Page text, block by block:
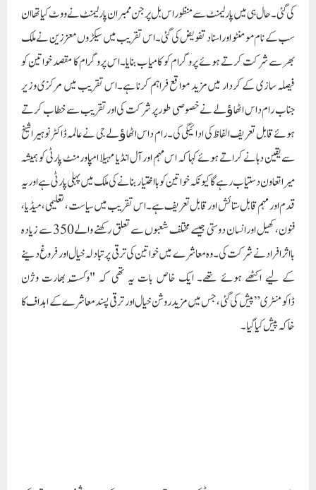
میرا تعاون دستیاب رہے گا کیونکہ خواتین کو با اختیار بنانے کی ملک میں پہلی پارٹی ہے اور یہ
قدم اور مہم قابل ستائش اور قابل تعریف ہے۔اس تقریب میں سیاست، تعلیمی، میڈیا،
فنون، کھیل اور انسان دوستی جیسے مختلف شعبوں سے تعلق رکھنے والے 350 سے زیادہ
بااثر افراد نے شرکت کی۔ وہ معاشرے میں خواتین کی ترقی پر تبادلہ خیال اور فروغ دینے
کے لیے اکٹھے ہوئے تھے۔ ایک خاص بات یہ تھی کہ "وکِسِت بھارت وژن
ڈاکومنٹری” پیش کی گئی، جس میں مزید روشن خیال اور ترقی پسند معاشرے کے اہداف کا
خاکہ پیش کیا گیا۔
آل انڈیا مہیلا امپاورمنٹ پارٹی کی بانیہ اور قومی صدر عالمہ ڈاکٹر نوہیرا شیخ نے "خواتین کی
ترقی سے خواتین کی زیر قیادت ترقی” کے موضوع پر ایک فکر انگیز مباحثہ پینل کی
قیادت کی۔ جس میں اس بات کی کھوج کی گئی کہ کس طرح خواتین معاشرتی ترقی کو آگے
بڑھانے میں زیادہ اہم کردار ادا کر سکتی ہیں۔سماجی انصاف اور صنف نازک کو بااختیار
بنانے کیلئے ڈیڈیکیٹڈ مرکزی وزیر مملکت ڈاکٹر رامداس اٹھاولے جیسے ممتاز اسپیکرز نے
روشن خیال کلیدی خطابات پیش کیے، خواتین کو بااختیار بنانے اور صنفی مساوات کو فروغ